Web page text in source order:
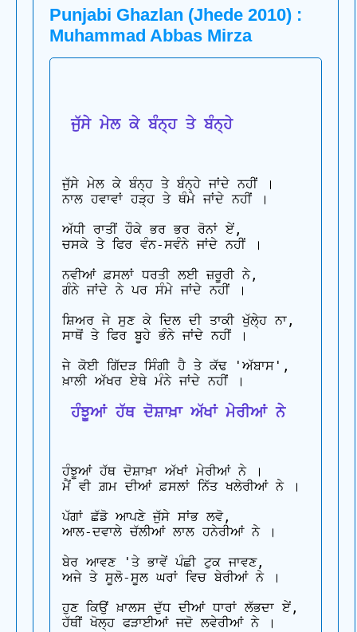
Punjabi Ghazlan (Jhede 2010) :
Muhammad Abbas Mirza
ਜੁੱਸੇ ਮੇਲ ਕੇ ਬੰਨ੍ਹ ਤੇ ਬੰਨ੍ਹੇ
ਜੁੱਸੇ ਮੇਲ ਕੇ ਬੰਨ੍ਹ ਤੇ ਬੰਨ੍ਹੇ ਜਾਂਦੇ ਨਹੀਂ ।
ਨਾਲ ਹਵਾਵਾਂ ਹੜ੍ਹ ਤੇ ਥੰਮੇ ਜਾਂਦੇ ਨਹੀਂ ।
ਅੱਧੀ ਰਾਤੀਂ ਹੌਕੇ ਭਰ ਭਰ ਰੋਨਾਂ ਏਂ,
ਚਸਕੇ ਤੇ ਫਿਰ ਵੰਨ-ਸਵੰਨੇ ਜਾਂਦੇ ਨਹੀਂ ।
ਨਵੀਆਂ ਫ਼ਸਲਾਂ ਧਰਤੀ ਲਈ ਜ਼ਰੂਰੀ ਨੇ,
ਗੰਨੇ ਜਾਂਦੇ ਨੇ ਪਰ ਸੰਮੇ ਜਾਂਦੇ ਨਹੀਂ ।
ਸ਼ਿਅਰ ਜੇ ਸੁਣ ਕੇ ਦਿਲ ਦੀ ਤਾਕੀ ਖੁੱਲੇ੍ਹ ਨਾ,
ਸਾਥੋਂ ਤੇ ਫਿਰ ਬੂਹੇ ਭੰਨੇ ਜਾਂਦੇ ਨਹੀਂ ।
ਜੇ ਕੋਈ ਗਿੱਦੜ ਸਿੰਗੀ ਹੈ ਤੇ ਕੱਢ 'ਅੱਬਾਸ',
ਹੰਝੂਆਂ ਹੱਥ ਦੋਸ਼ਾਖ਼ਾ ਅੱਖਾਂ ਮੇਰੀਆਂ ਨੇ
ਹੰਝੂਆਂ ਹੱਥ ਦੋਸ਼ਾਖ਼ਾ ਅੱਖਾਂ ਮੇਰੀਆਂ ਨੇ ।
ਮੈਂ ਵੀ ਗ਼ਮ ਦੀਆਂ ਫ਼ਸਲਾਂ ਨਿੱਤ ਖਲੇਰੀਆਂ ਨੇ ।
ਪੱਗਾਂ ਛੱਡੋ ਆਪਣੇ ਜੁੱਸੇ ਸਾਂਭ ਲਵੋ,
ਆਲ-ਦਵਾਲੇ ਚੱਲੀਆਂ ਲਾਲ ਹਨੇਰੀਆਂ ਨੇ ।
ਬੇਰ ਆਵਣ 'ਤੇ ਭਾਵੇਂ ਪੰਛੀ ਟੁਕ ਜਾਵਣ,
ਅਜੇ ਤੇ ਸੂਲੋ-ਸੂਲ ਘਰਾਂ ਵਿਚ ਬੇਰੀਆਂ ਨੇ ।
ਹੁਣ ਕਿਉਂ ਖ਼ਾਲਸ ਦੁੱਧ ਦੀਆਂ ਧਾਰਾਂ ਲੱਭਦਾ ਏਂ,
ਹੱਥੀਂ ਖੋਲ੍ਹ ਫੜਾਈਆਂ ਜਦੋ ਲਵੇਰੀਆਂ ਨੇ ।